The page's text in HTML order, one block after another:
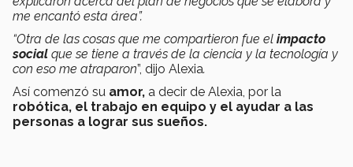
me encantó esta área”.
“Otra de las cosas que me compartieron fue el impacto
social que se tiene a través de la ciencia y la tecnología y
con eso me atraparon”, dijo Alexia.
Así comenzó su amor, a decir de Alexia, por la
robótica, el trabajo en equipo y el ayudar a las
personas a lograr sus sueños.